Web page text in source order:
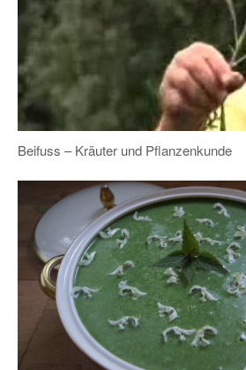
Beifuss – Kräuter und Pflanzenkunde